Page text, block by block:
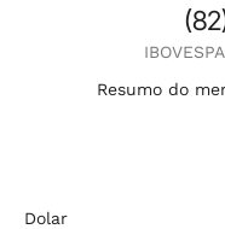
IBOVESPA
Resumo do
Dolar